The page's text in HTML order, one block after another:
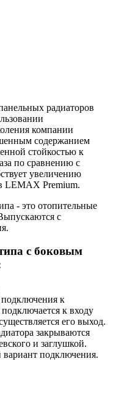
радиаторов
компании
содержанием
стойкостью к
по сравнению с
увеличению
LEMAX Premium.
- это отопительные
с
с боковым
подключения к
к входу
его выход.
закрываются
и заглушкой.
подключения.